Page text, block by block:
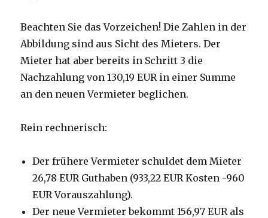
Beachten Sie das Vorzeichen! Die Zahlen in der
Abbildung sind aus Sicht des Mieters. Der
Mieter hat aber bereits in Schritt 3 die
Nachzahlung von 130,19 EUR in einer Summe
an den neuen Vermieter beglichen.
Rein rechnerisch:
Der frühere Vermieter schuldet dem Mieter
26,78 EUR Guthaben (933,22 EUR Kosten -960
EUR Vorauszahlung).
Der neue Vermieter bekommt 156,97 EUR als